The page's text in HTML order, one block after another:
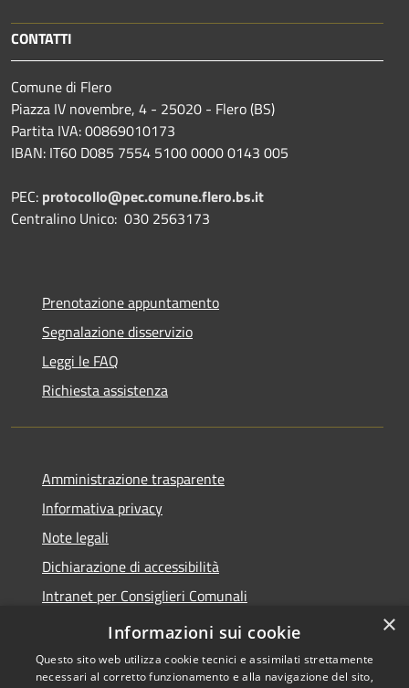
CONTATTI
Comune di Flero
Piazza IV novembre, 4 - 25020 - Flero (BS)
Partita IVA: 00869010173
IBAN: IT60 D085 7554 5100 0000 0143 005
PEC: protocollo@pec.comune.flero.bs.it
Centralino Unico: 030 2563173
Prenotazione appuntamento
Segnalazione disservizio
Leggi le FAQ
Richiesta assistenza
Amministrazione trasparente
Informativa privacy
Note legali
Dichiarazione di accessibilità
Intranet per Consiglieri Comunali
Codice Univoco Fatturazione Elettronica
×
Informazioni sui cookie
Questo sito web utilizza cookie tecnici e assimilati strettamente
necessari al corretto funzionamento e alla navigazione del sito,